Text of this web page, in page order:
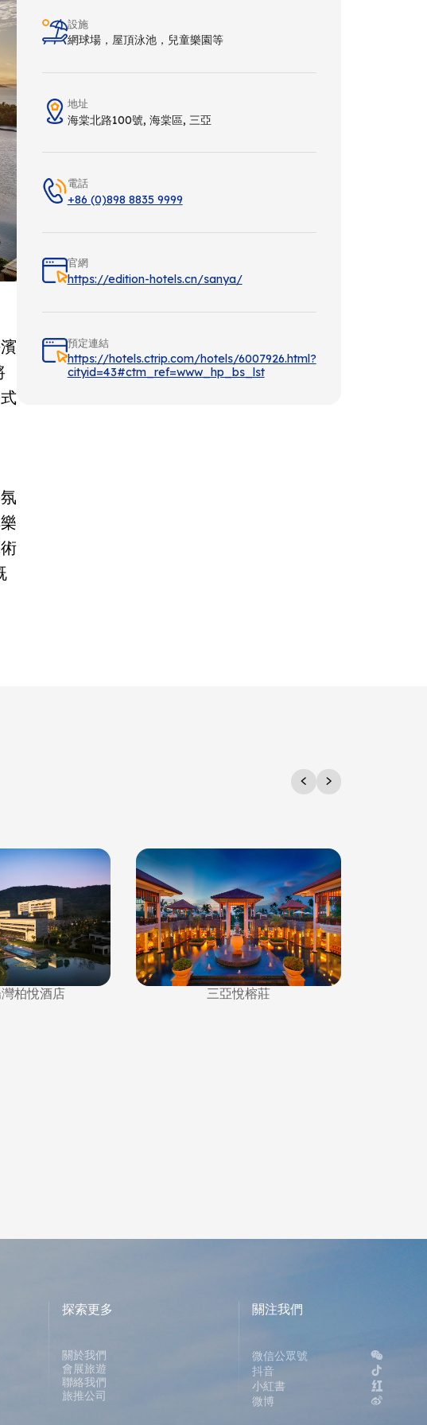
設施
網球場，屋頂泳池，兒童樂園等
地址
海棠北路100號, 海棠區, 三亞
電話
+86 (0)898 8835 9999
官網
https://edition-hotels.cn/sanya/
預定連結
https://hotels.ctrip.com/hotels/6007926.html?
cityid=43#ctm_ref=www_hp_bs_lst
柏悅酒店 三亞悅榕莊
探索更多
關於我們
會展旅遊
聯絡我們
旅推公司
關注我們
微信公眾號
抖音
小紅書
微博